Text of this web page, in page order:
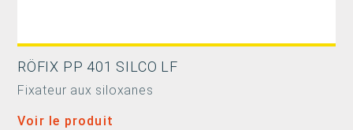
RÖFIX PP 401 SILCO LF
Fixateur aux siloxanes
Voir le produit